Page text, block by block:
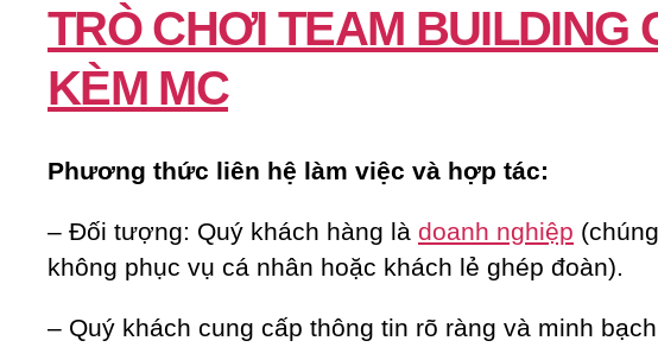
TRÒ CHƠI TEAM BUILDING
KÈM MC
Phương thức liên hệ làm việc và hợp tác:
– Đối tượng: Quý khách hàng là doanh nghiệp
không phục vụ cá nhân hoặc khách lẻ ghép đoàn).
– Quý khách cung cấp thông tin rõ ràng và minh